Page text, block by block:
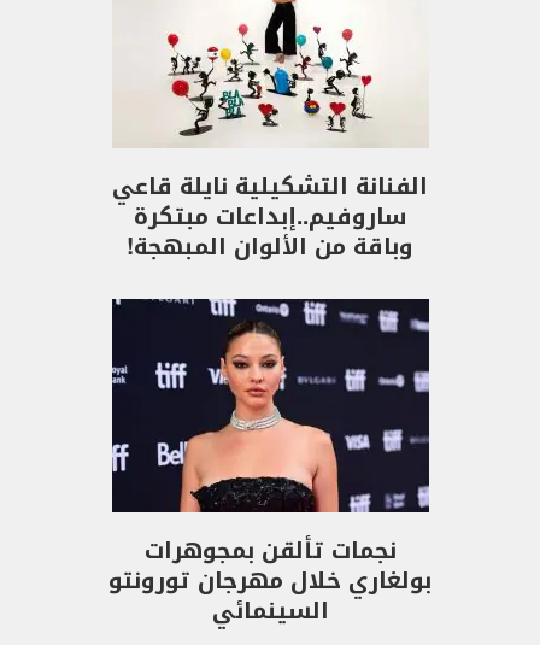
الفنانة التشكيلية نايلة قاعي
ساروفيم..إبداعات مبتكرة
وباقة من الألوان المبهجة!
نجمات تألقن بمجوهرات
بولغاري خلال مهرجان تورونتو
السينمائي